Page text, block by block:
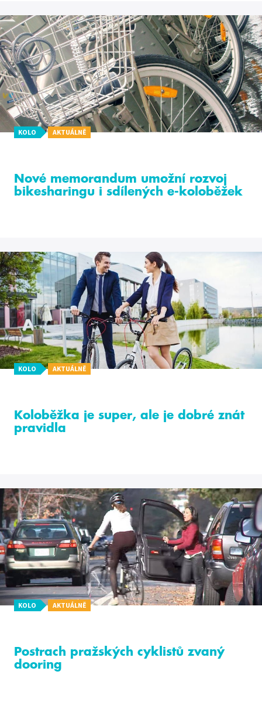
KOLO AKTUÁLNĚ
Nové memorandum umožní rozvoj
bikesharingu i sdílených e-koloběžek
KOLO AKTUÁLNĚ
Koloběžka je super, ale je dobré znát
pravidla
KOLO AKTUÁLNĚ
Postrach pražských cyklistů zvaný
dooring